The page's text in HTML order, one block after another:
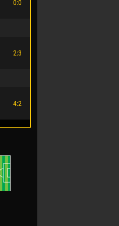
0:0
2:3
4:2